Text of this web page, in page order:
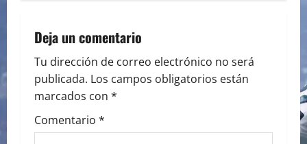
a
v
i
g
Deja un comentario
Tu dirección de correo electrónico no será
publicada. Los campos obligatorios están
marcados con *
Comentario *